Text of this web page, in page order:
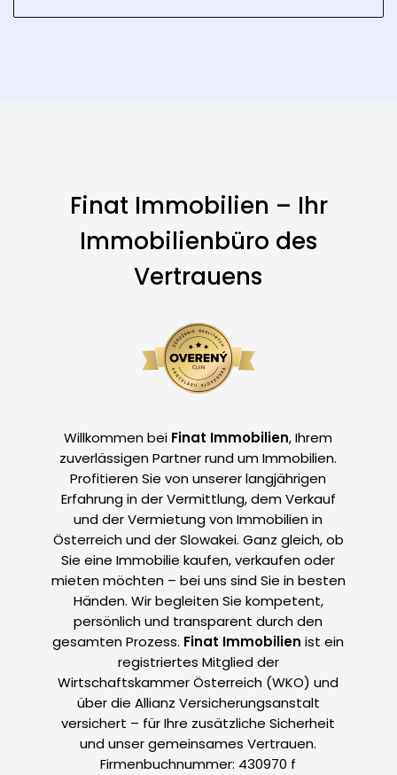
Finat Immobilien – Ihr
Immobilienbüro des
Vertrauens
Willkommen bei Finat Immobilien, Ihrem
zuverlässigen Partner rund um Immobilien.
Profitieren Sie von unserer langjährigen
Erfahrung in der Vermittlung, dem Verkauf
und der Vermietung von Immobilien in
Österreich und der Slowakei. Ganz gleich, ob
Sie eine Immobilie kaufen, verkaufen oder
mieten möchten – bei uns sind Sie in besten
Händen. Wir begleiten Sie kompetent,
persönlich und transparent durch den
gesamten Prozess. Finat Immobilien ist ein
registriertes Mitglied der
Wirtschaftskammer Österreich (WKO) und
über die Allianz Versicherungsanstalt
versichert – für Ihre zusätzliche Sicherheit
und unser gemeinsames Vertrauen.
Firmenbuchnummer: 430970 f